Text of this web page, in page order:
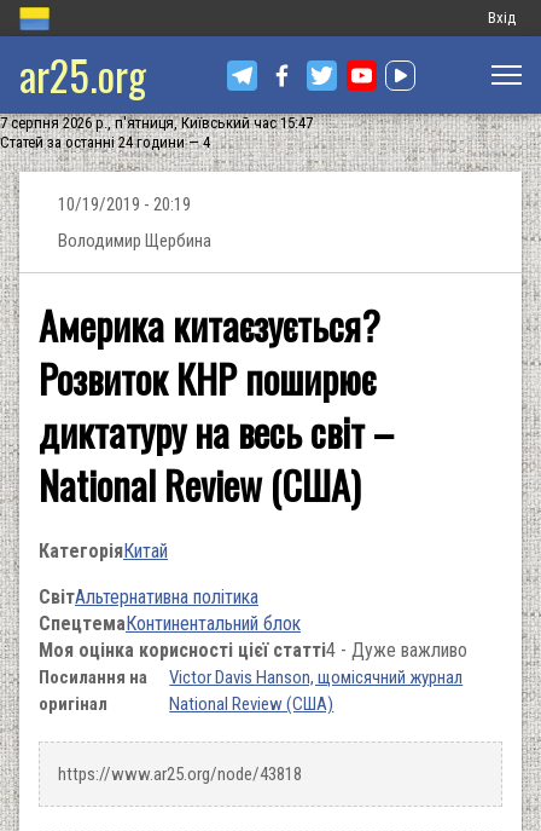
Меню
запису
Вхід
ar25.org
7 серпня 2026 р., п'ятниця, Київський час 15:47
Статей за останні 24 години — 4
10/19/2019 - 20:19
Володимир Щербина
Америка китаєзується?
Розвиток КНР поширює
диктатуру на весь світ –
National Review (США)
КатегоріяКитай
СвітАльтернативна політика
СпецтемаКонтинентальний блок
Моя оцінка корисності цієї статті4 - Дуже важливо
Посилання на
оригінал
Victor Davis Hanson, щомісячний журнал
National Review (США)
https://www.ar25.org/node/43818